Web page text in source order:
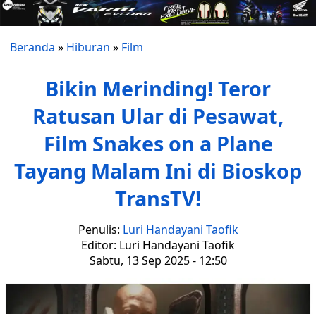
Beranda » Hiburan » Film
Bikin Merinding! Teror
Ratusan Ular di Pesawat,
Film Snakes on a Plane
Tayang Malam Ini di Bioskop
TransTV!
Penulis: Luri Handayani Taofik
Editor: Luri Handayani Taofik
Sabtu, 13 Sep 2025 - 12:50